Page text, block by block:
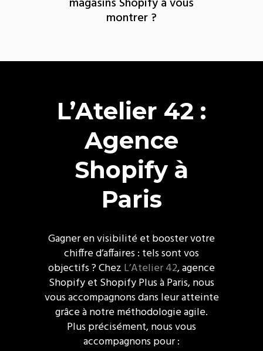
montrer ?
L’Atelier 42 :
Agence
Shopify à
Paris
Gagner en visibilité et booster votre
chiffre d’affaires : tels sont vos
objectifs ? Chez L’Atelier 42, agence
Shopify et Shopify Plus à Paris, nous
vous accompagnons dans leur atteinte
grâce à notre méthodologie agile.
Plus précisément, nous vous
accompagnons pour :